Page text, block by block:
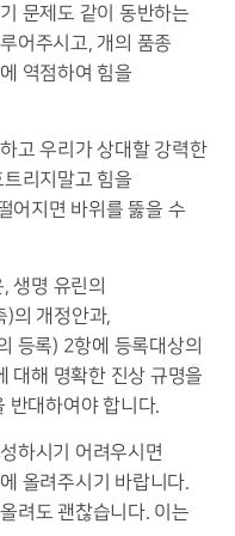
문제도 같이 동반하는
어주시고, 개의 품종
역점하여 힘을
고 우리가 상대할 강력한
리지말고 힘을
어지면 바위를 뚫을 수
생명 유린의
)의 개정안과,
등록) 2항에 등록대상의
해 명확한 진상 규명을
반대하여야 합니다.
하시기 어려우시면
올려주시기 바랍니다.
려도 괜찮습니다. 이는